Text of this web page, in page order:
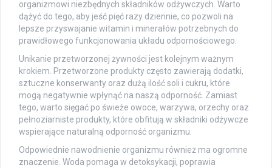
organizmowi niezbędnych składników odżywczych. Warto
dążyć do tego, aby jeść pięć razy dziennie, co pozwoli na
lepsze przyswajanie witamin i minerałów potrzebnych do
prawidłowego funkcjonowania układu odpornościowego.
Unikanie przetworzonej żywności jest kolejnym ważnym
krokiem. Przetworzone produkty często zawierają dodatki,
sztuczne konserwanty oraz dużą ilość soli i cukru, które
mogą negatywnie wpłynąć na naszą odporność. Zamiast
tego, warto sięgać po świeże owoce, warzywa, orzechy oraz
pełnoziarniste produkty, które obfitują w składniki odżywcze
wspierające naturalną odporność organizmu.
Odpowiednie nawodnienie organizmu również ma ogromne
znaczenie. Woda pomaga w detoksykacji, poprawia